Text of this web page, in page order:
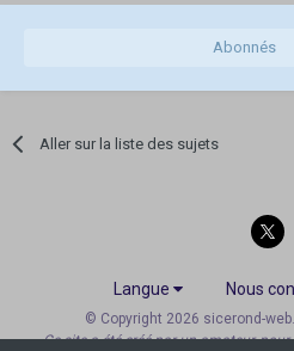
Abonnés
Aller sur la liste des sujets
Langue Nous
© Copyright 2026 sicerond-
Ce site a été créé par un amateur,